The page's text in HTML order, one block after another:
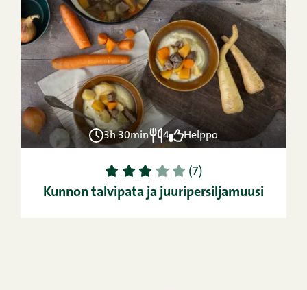
3h 30min 4 Helppo
1 2 3 4 5 (7)
Kunnon talvipata ja juuripersiljamuusi